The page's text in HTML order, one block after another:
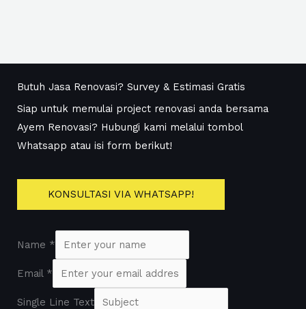
Butuh Jasa Renovasi? Survey & Estimasi Gratis
Siap untuk memulai project renovasi anda bersama
Ayem Renovasi? Hubungi kami melalui tombol
Whatsapp atau isi form berikut!
KONSULTASI VIA WHATSAPP!
Name *
Email *
Single Line Text